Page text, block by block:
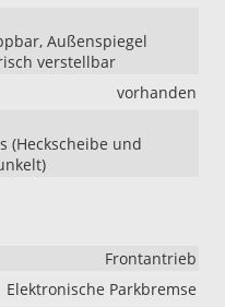
Außenspiegel
verstellbar
vorhanden
(Heckscheibe und
Frontantrieb
Elektronische Parkbremse